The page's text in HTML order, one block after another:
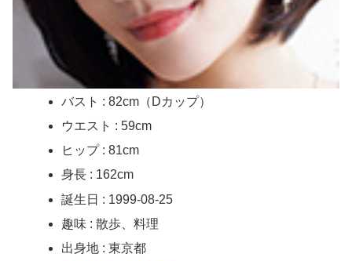
【画像】 この美人ママ、脱いだら凄い・・・
セクシー過ぎる下着で屋外で撮影中のモデルがエ□過ぎるｗｗｗ
【画像】 女子アナの胸チ〇厳選スゴすぎｗｗｗｗ
配信限定 BOOOM！ CUTS！ 通野未帆 乳首舐め手コキ
バスト : 82cm（Dカップ）
ウエスト : 59cm
ヒップ : 81cm
身長 : 162cm
誕生日 : 1999-08-25
趣味 : 散歩、料理
出身地 : 東京都